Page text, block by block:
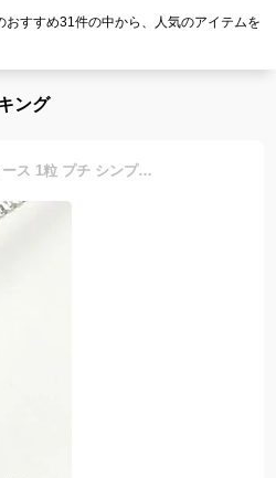
すすめ31件の中から、人気のアイテムを
ング
ダイヤモンド ネックレス 一粒 18k ペンダント レディース 1粒 プチ シンプル スキン ゴールド 0.1カラット ゴールド k18 18金【送料無料】